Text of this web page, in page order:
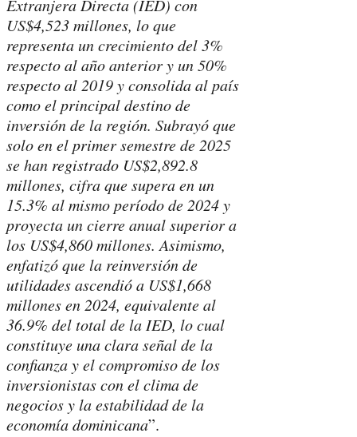
Extranjera Directa (IED) con
US$4,523 millones, lo que
representa un crecimiento del 3%
respecto al año anterior y un 50%
respecto al 2019 y consolida al país
como el principal destino de
inversión de la región. Subrayó que
solo en el primer semestre de 2025
se han registrado US$2,892.8
millones, cifra que supera en un
15.3% al mismo período de 2024 y
proyecta un cierre anual superior a
los US$4,860 millones. Asimismo,
enfatizó que la reinversión de
utilidades ascendió a US$1,668
millones en 2024, equivalente al
36.9% del total de la IED, lo cual
constituye una clara señal de la
confianza y el compromiso de los
inversionistas con el clima de
negocios y la estabilidad de la
economía dominicana”.